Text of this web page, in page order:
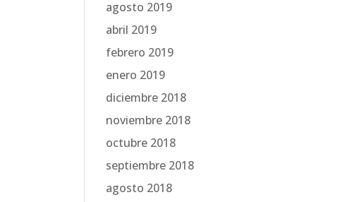
agosto 2019
abril 2019
febrero 2019
enero 2019
diciembre 2018
noviembre 2018
octubre 2018
septiembre 2018
agosto 2018